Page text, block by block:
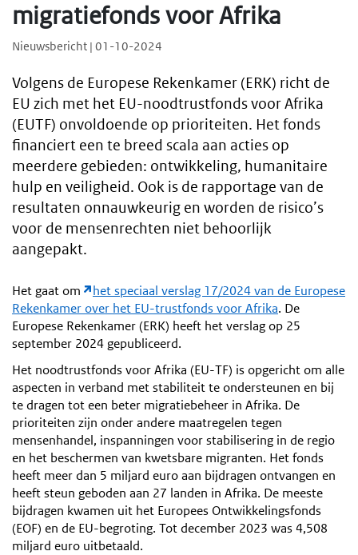
migratiefonds voor Afrika
Nieuwsbericht | 01-10-2024
Volgens de Europese Rekenkamer (ERK) richt de
EU zich met het EU-noodtrustfonds voor Afrika
(EUTF) onvoldoende op prioriteiten. Het fonds
financiert een te breed scala aan acties op
meerdere gebieden: ontwikkeling, humanitaire
hulp en veiligheid. Ook is de rapportage van de
resultaten onnauwkeurig en worden de risico’s
voor de mensenrechten niet behoorlijk
aangepakt.
Het gaat om
het speciaal verslag 17/2024 van de Europese
Rekenkamer over het EU-trustfonds voor Afrika. De
Europese Rekenkamer (ERK) heeft het verslag op 25
september 2024 gepubliceerd.
Het noodtrustfonds voor Afrika (EU-TF) is opgericht om alle
aspecten in verband met stabiliteit te ondersteunen en bij
te dragen tot een beter migratiebeheer in Afrika. De
prioriteiten zijn onder andere maatregelen tegen
mensenhandel, inspanningen voor stabilisering in de regio
en het beschermen van kwetsbare migranten. Het fonds
heeft meer dan 5 miljard euro aan bijdragen ontvangen en
heeft steun geboden aan 27 landen in Afrika. De meeste
bijdragen kwamen uit het Europees Ontwikkelingsfonds
(EOF) en de EU-begroting. Tot december 2023 was 4,508
miljard euro uitbetaald.